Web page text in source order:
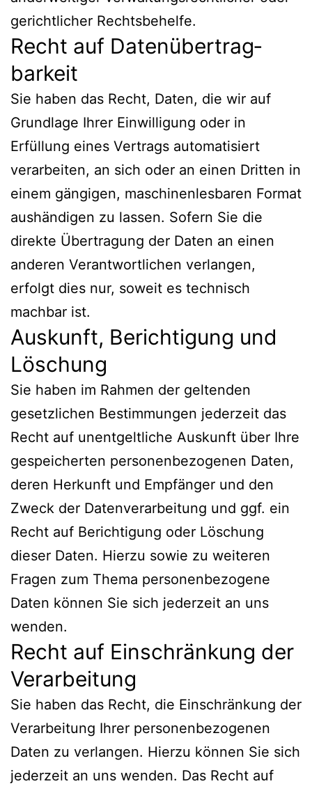
gerichtlicher Rechtsbehelfe.
Recht auf Daten­übertrag­
barkeit
Sie haben das Recht, Daten, die wir auf
Grundlage Ihrer Einwilligung oder in
Erfüllung eines Vertrags automatisiert
verarbeiten, an sich oder an einen Dritten in
einem gängigen, maschinenlesbaren Format
aushändigen zu lassen. Sofern Sie die
direkte Übertragung der Daten an einen
anderen Verantwortlichen verlangen,
erfolgt dies nur, soweit es technisch
machbar ist.
Auskunft, Berichtigung und
Löschung
Sie haben im Rahmen der geltenden
gesetzlichen Bestimmungen jederzeit das
Recht auf unentgeltliche Auskunft über Ihre
gespeicherten personenbezogenen Daten,
deren Herkunft und Empfänger und den
Zweck der Datenverarbeitung und ggf. ein
Recht auf Berichtigung oder Löschung
dieser Daten. Hierzu sowie zu weiteren
Fragen zum Thema personenbezogene
Daten können Sie sich jederzeit an uns
wenden.
Recht auf Einschränkung der
Verarbeitung
Sie haben das Recht, die Einschränkung der
Verarbeitung Ihrer personenbezogenen
Daten zu verlangen. Hierzu können Sie sich
jederzeit an uns wenden. Das Recht auf